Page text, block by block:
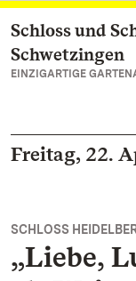
Zum
Schloss und
Schwetzingen
EINZIGARTIGE
Freitag, 22.
SCHLOSS
„Liebe,